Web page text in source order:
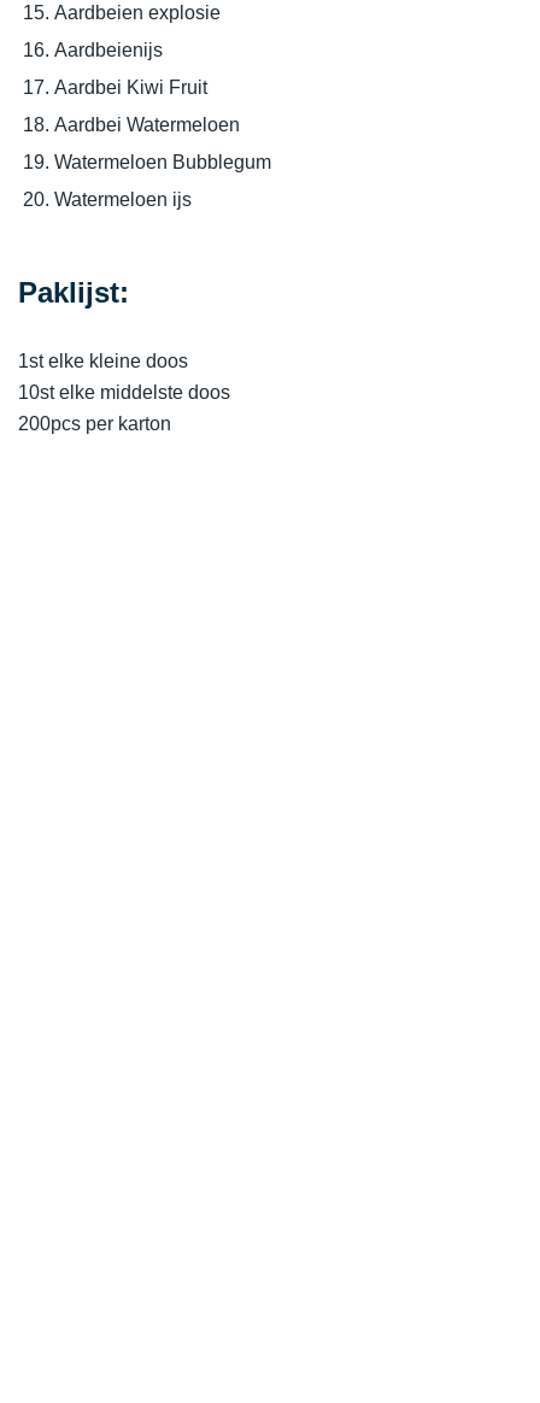
Aardbeien explosie
Aardbeienijs
Aardbei Kiwi Fruit
Aardbei Watermeloen
Watermeloen Bubblegum
Watermeloen ijs
Paklijst:
1st elke kleine doos
10st elke middelste doos
200pcs per karton